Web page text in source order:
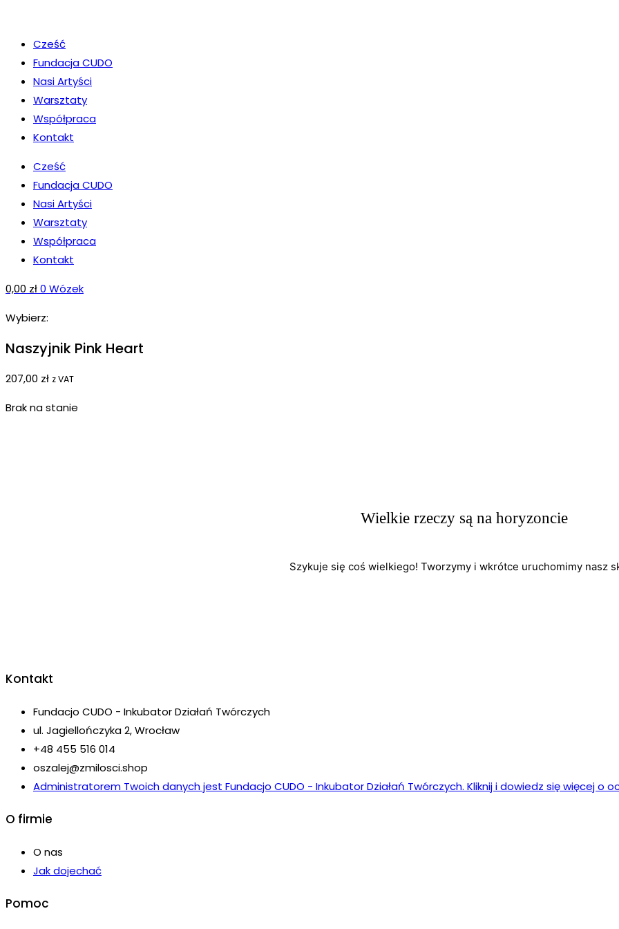
Cześć
Fundacja CUDO
Nasi Artyści
Warsztaty
Współpraca
Kontakt
Cześć
Fundacja CUDO
Nasi Artyści
Warsztaty
Współpraca
Kontakt
0,00 zł0 Wózek
Wybierz:
Naszyjnik Pink Heart
207,00 zł z VAT
Brak na stanie
Wielkie rzeczy są na horyzoncie
Szykuje się coś wielkiego! Tworzymy i wkrótce uruchomimy nasz
Kontakt
Fundacjo CUDO - Inkubator Działań Twórczych
ul. Jagiellończyka 2, Wrocław
+48 455 516 014
oszalej@zmilosci.shop
Administratorem Twoich danych jest Fundacjo CUDO - Inkubator Działań Twórczych. Kliknij i dowiedz się więcej o
O firmie
O nas
Jak dojechać
Pomoc